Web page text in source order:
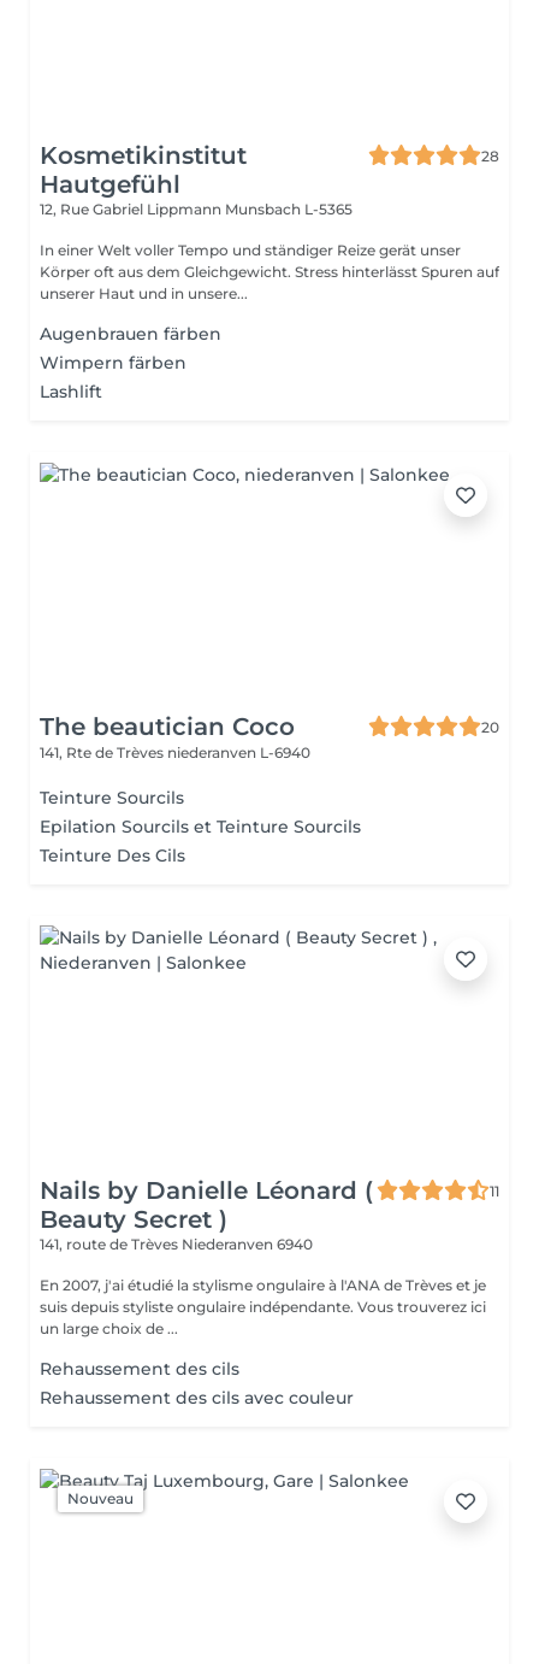
Kosmetikinstitut
Hautgefühl
28
12, Rue Gabriel Lippmann Munsbach L-5365
In einer Welt voller Tempo und ständiger Reize gerät unser
Körper oft aus dem Gleichgewicht. Stress hinterlässt Spuren auf
unserer Haut und in unsere...
Augenbrauen färben
Wimpern färben
Lashlift
The beautician Coco
20
141, Rte de Trèves niederanven L-6940
Teinture Sourcils
Epilation Sourcils et Teinture Sourcils
Teinture Des Cils
Nails by Danielle Léonard (
Beauty Secret )
11
141, route de Trèves Niederanven 6940
En 2007, j'ai étudié la stylisme ongulaire à l'ANA de Trèves et je
suis depuis styliste ongulaire indépendante. Vous trouverez ici
un large choix de ...
Rehaussement des cils
Rehaussement des cils avec couleur
Nouveau